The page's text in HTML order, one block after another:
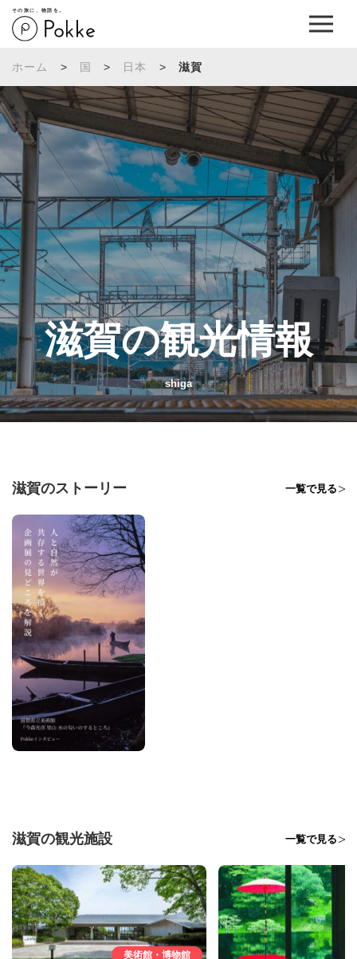
その旅に、物語を。
ホーム > 国 > 日本 > 滋賀
滋賀の観光情報
shiga
滋賀のストーリー 一覧で見る
滋賀の観光施設 一覧で見る
美術館・博物館